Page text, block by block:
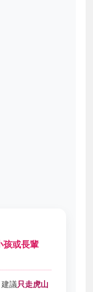
孩或長輩
議只走虎山